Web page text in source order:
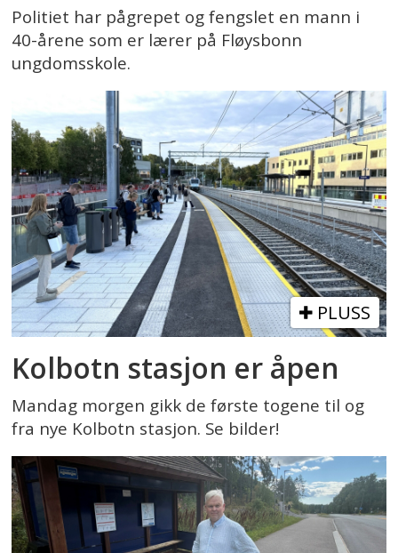
Politiet har pågrepet og fengslet en mann i
40-årene som er lærer på Fløysbonn
ungdomsskole.
PLUSS
Kolbotn stasjon er åpen
Mandag morgen gikk de første togene til og
fra nye Kolbotn stasjon. Se bilder!